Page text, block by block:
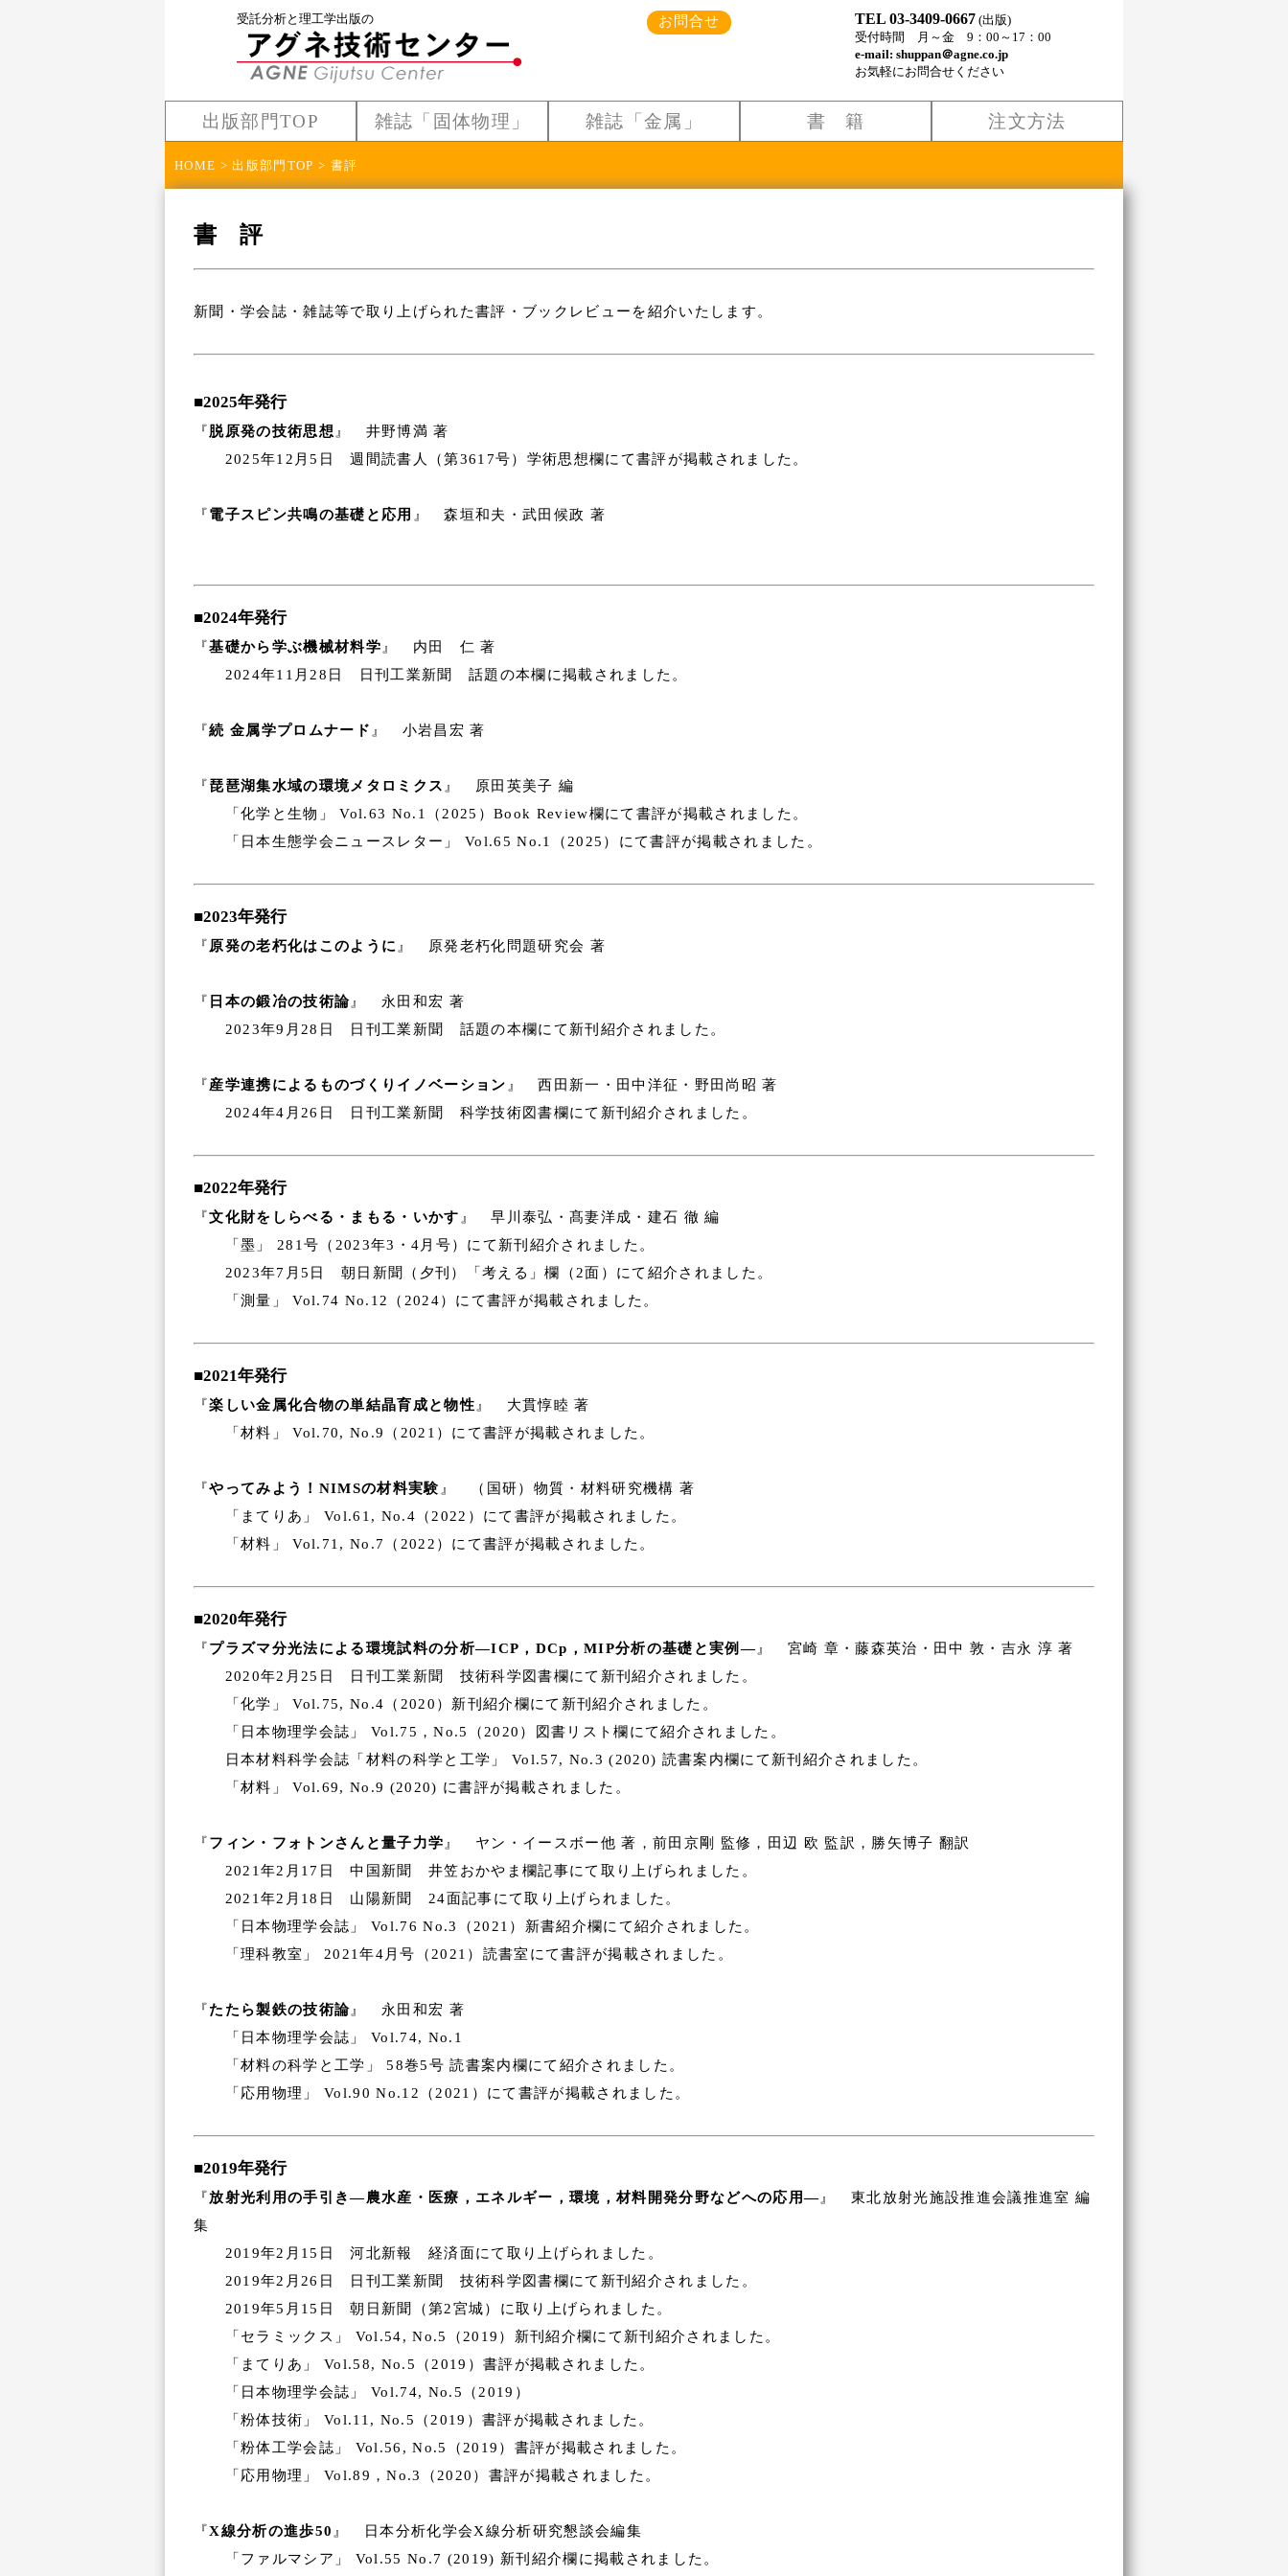
受託分析と理工学出版の お問合せ TEL 03-3409-0667(出版)
受付時間 月～金 9：00～17：00
e-mail: shuppan＠agne.co.jp
お気軽にお問合せください
出版部門TOP 雑誌「固体物理」 雑誌「金属」 書 籍 注文方法
HOME >出版部門TOP > 書評
書 評
新聞・学会誌・雑誌等で取り上げられた書評・ブックレビューを紹介いたします。
■2025年発行
『脱原発の技術思想 』 井野博満 著
2025年12月5日 週間読書人（第3617号）学術思想欄にて書評が掲載されました。
『電子スピン共鳴の基礎と応用 』 森垣和夫・武田候政 著
■2024年発行
『基礎から学ぶ機械材料学 』 内田 仁 著
2024年11月28日 日刊工業新聞 話題の本欄に掲載されました。
『続 金属学プロムナード 』 小岩昌宏 著
『琵琶湖集水域の環境メタロミクス 』 原田英美子 編
「化学と生物」 Vol.63 No.1（2025）Book Review欄にて書評が掲載されました。
「日本生態学会ニュースレター」 Vol.65 No.1（2025）にて書評が掲載されました。
■2023年発行
『 原発の老朽化はこのように 』 原発老朽化問題研究会 著
『 日本の鍛冶の技術論 』 永田和宏 著
2023年9月28日 日刊工業新聞 話題の本欄にて新刊紹介されました。
『産学連携によるものづくりイノベーション 』 西田新一・田中洋征・野田尚昭 著
2024年4月26日 日刊工業新聞 科学技術図書欄にて新刊紹介されました。
■2022年発行
『文化財をしらべる・まもる・いかす 』 早川泰弘・髙妻洋成・建石 徹 編
「墨」 281号（2023年3・4月号）にて新刊紹介されました。
2023年7月5日 朝日新聞（夕刊）「考える」欄（2面）にて紹介されました。
「測量」 Vol.74 No.12（2024）にて書評が掲載されました。
■2021年発行
『楽しい金属化合物の単結晶育成と物性 』 大貫惇睦 著
「材料」 Vol.70, No.9（2021）にて書評が掲載されました。
『やってみよう！NIMSの材料実験 』 （国研）物質・材料研究機構 著
「まてりあ」 Vol.61, No.4（2022）にて書評が掲載されました。
「材料」 Vol.71, No.7（2022）にて書評が掲載されました。
■2020年発行
『プラズマ分光法による環境試料の分析―ICP，DCp，MIP分析の基礎と実例― 』 宮崎 章・藤森英治・田中 敦・吉永 淳 著
2020年2月25日 日刊工業新聞 技術科学図書欄にて新刊紹介されました。
「化学」 Vol.75, No.4（2020）新刊紹介欄にて新刊紹介されました。
「日本物理学会誌」 Vol.75，No.5（2020）図書リスト欄にて紹介されました。
日本材料科学会誌「材料の科学と工学」 Vol.57, No.3 (2020) 読書案内欄にて新刊紹介されました。
「材料」 Vol.69, No.9 (2020) に書評が掲載されました。
『フィン・フォトンさんと量子力学 』 ヤン・イースボー他 著，前田京剛 監修，田辺 欧 監訳，勝矢博子 翻訳
2021年2月17日 中国新聞 井笠おかやま欄記事にて取り上げられました。
2021年2月18日 山陽新聞 24面記事にて取り上げられました。
「日本物理学会誌」 Vol.76 No.3（2021）新書紹介欄にて紹介されました。
「理科教室」 2021年4月号（2021）読書室にて書評が掲載されました。
『たたら製鉄の技術論 』 永田和宏 著
「日本物理学会誌」 Vol.74, No.1
「材料の科学と工学」 58巻5号 読書案内欄にて紹介されました。
「応用物理」 Vol.90 No.12（2021）にて書評が掲載されました。
■2019年発行
『放射光利用の手引き―農水産・医療，エネルギー，環境，材料開発分野などへの応用― 』 東北放射光施設推進会議推進室 編
集
2019年2月15日 河北新報 経済面にて取り上げられました。
2019年2月26日 日刊工業新聞 技術科学図書欄にて新刊紹介されました。
2019年5月15日 朝日新聞（第2宮城）に取り上げられました。
「セラミックス」 Vol.54, No.5（2019）新刊紹介欄にて新刊紹介されました。
「まてりあ」 Vol.58, No.5（2019）書評が掲載されました。
「日本物理学会誌」 Vol.74, No.5（2019）
「粉体技術」 Vol.11, No.5（2019）書評が掲載されました。
「粉体工学会誌」 Vol.56, No.5（2019）書評が掲載されました。
「応用物理」 Vol.89，No.3（2020）書評が掲載されました。
『X線分析の進歩50 』 日本分析化学会X線分析研究懇談会編集
「ファルマシア」 Vol.55 No.7 (2019) 新刊紹介欄に掲載されました。